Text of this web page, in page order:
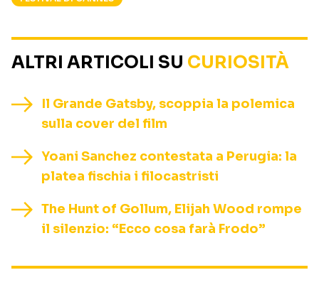
ALTRI ARTICOLI SU CURIOSITÀ
Il Grande Gatsby, scoppia la polemica
sulla cover del film
Yoani Sanchez contestata a Perugia: la
platea fischia i filocastristi
The Hunt of Gollum, Elijah Wood rompe
il silenzio: “Ecco cosa farà Frodo”